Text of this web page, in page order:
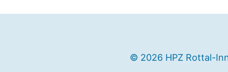
© 2026 HPZ Rottal-